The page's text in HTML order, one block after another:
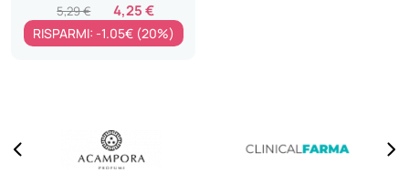
4,25 €
5,29 €
RISPARMI: -1.05€ (20%)